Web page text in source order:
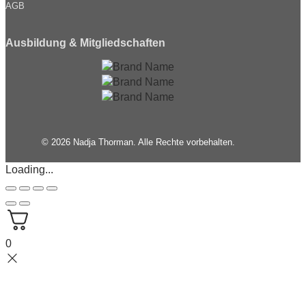
AGB
Ausbildung & Mitgliedschaften
© 2026 Nadja Thorman. Alle Rechte vorbehalten.
Loading...
0